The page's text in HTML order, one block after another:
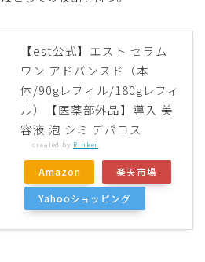
【est公式】エスト セラム
ワン アドバンスド（本
体/90gレフィル/180gレフィ
ル）【医薬部外品】導入 美
容液 泡 シミ デパコス
created by Rinker
Amazon 楽天市場
Yahooショッピング